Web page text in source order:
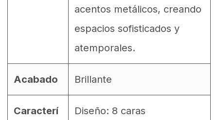
acentos metálicos, creando
espacios sofisticados y
atemporales.
Acabado Brillante
Caracterí
Diseño: 8 caras